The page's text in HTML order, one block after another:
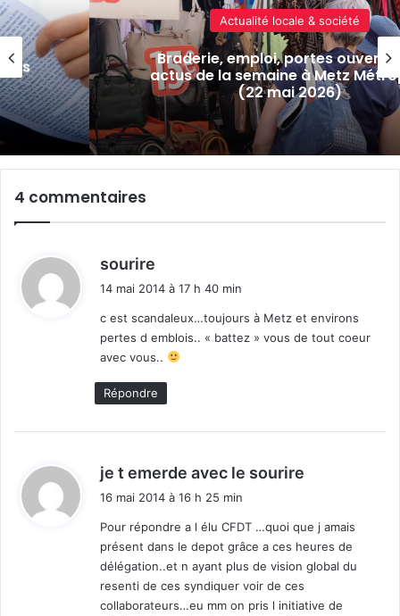
les
Actualité locale & société
Braderie, emploi, portes
actus de la semaine à Metz
(22 mai 2026)
4 commentaires
sourire
:
14 mai 2014 à 17 h 40 min
c est scandaleux…toujours à Metz et environs
pertes d emblois.. « battez » vous de tout coeur
avec vous..
Répondre
je t emerde avec le sourire
:
16 mai 2014 à 16 h 25 min
Pour répondre a l élu CFDT …quoi que j amais
présent dans le depot grâce a ces heures de
délégation..et n ayant plus de vision global du
resenti de ces syndiquer voir de ces
collaborateurs…eu mm on pris l initiative de